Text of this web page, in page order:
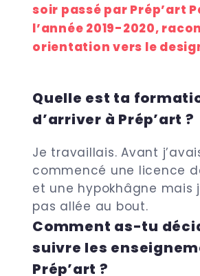
soir passé par Prép’art
l’année 2019-2020,
orientation vers le
Quelle est ta
d’arriver à Prép’art ?
Je travaillais. Avant
commencé une licence
et une hypokhâgne mais
pas allée au bout.
Comment as-tu
suivre les
Prép’art ?